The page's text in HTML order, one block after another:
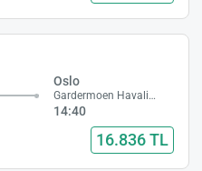
Oslo
Gardermoen Havalimanı
14:40
16.836 TL